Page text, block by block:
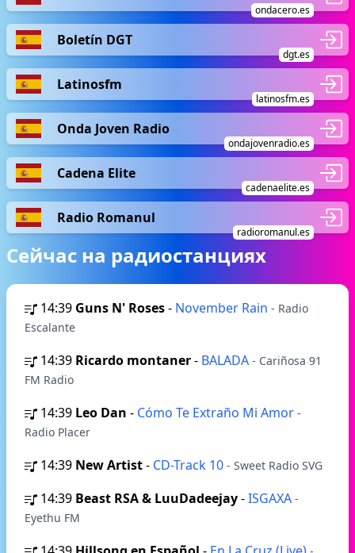
ondacero.es
Boletín DGT
dgt.es
Latinosfm
latinosfm.es
Onda Joven Radio
ondajovenradio.es
Cadena Elite
cadenaelite.es
Radio Romanul
radioromanul.es
Сейчас на радиостанциях
14:39 Guns N' Roses- November Rain - Radio
Escalante
14:39 Ricardo montaner- BALADA - Cariñosa 91
FM Radio
14:39 Leo Dan - Cómo Te Extraño Mi Amor -
Radio Placer
14:39 New Artist- CD-Track 10 - Sweet Radio SVG
14:39 Beast RSA & LuuDadeejay-ISGAXA -
Eyethu FM